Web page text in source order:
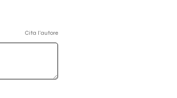
Cita l'autore